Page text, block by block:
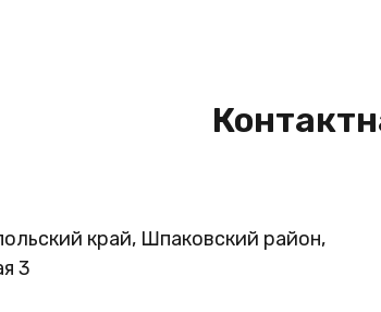
край, Шпаковский район,
3